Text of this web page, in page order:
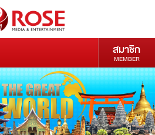
สมาชิก
MEMBER